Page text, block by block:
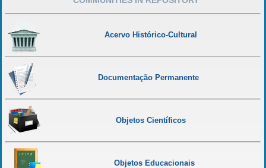
Acervo Histórico-Cultural
Documentação Permanente
Objetos Científicos
Objetos Educacionais